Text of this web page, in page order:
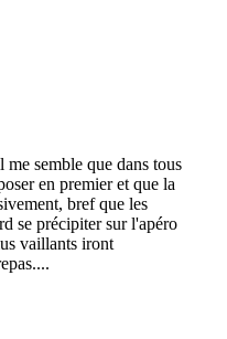
semble que dans tous
en premier et que la
bref que les
se précipiter sur l'apéro
vaillants iront